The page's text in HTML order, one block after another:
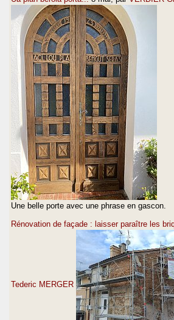
Une belle porte avec une phrase en gascon.
Rénovation de façade : laisser paraître les
Tederic MERGER